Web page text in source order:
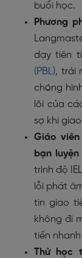
buổi học.
Phương
dạy tiên
(PBL), trải
chóng
lõi của
sợ khi
Giáo
bạn luyện
trình độ
lỗi phát
tin giao
không đi
tiến
Thử học